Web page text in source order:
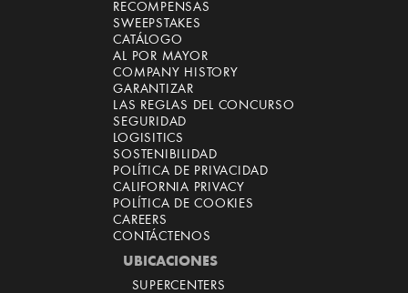
RECOMPENSAS
SWEEPSTAKES
CATÁLOGO
AL POR MAYOR
COMPANY HISTORY
GARANTIZAR
LAS REGLAS DEL CONCURSO
SEGURIDAD
LOGISITICS
SOSTENIBILIDAD
POLÍTICA DE PRIVACIDAD
CALIFORNIA PRIVACY
POLÍTICA DE COOKIES
CAREERS
CONTÁCTENOS
UBICACIONES
SUPERCENTERS